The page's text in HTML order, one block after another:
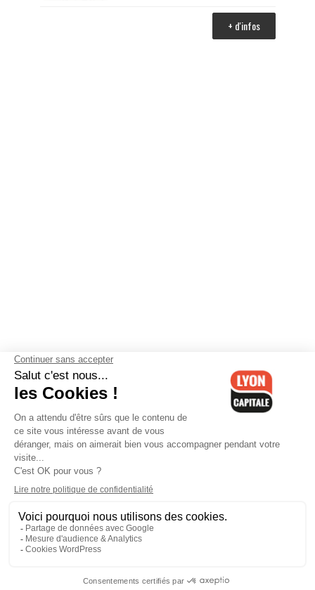
+ d'infos
Contactez-nous-Mentions légales-CGV-Politique de
confidentialité-Gestion des cookies